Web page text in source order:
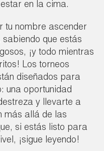
en la cima.
tu nombre ascender
que estás
¡y todo mientras
Los torneos
diseñados para
una oportunidad
y llevarte a
más allá de las
si estás listo para
¡sigue leyendo!